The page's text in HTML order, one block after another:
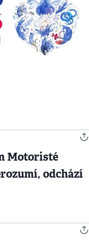
Motoristé
odchází